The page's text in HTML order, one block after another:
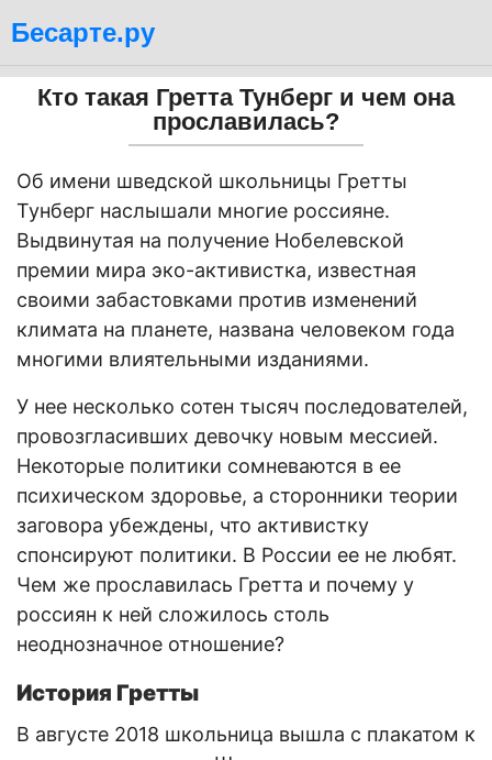
Бесарте.ру
Кто такая Гретта Тунберг и чем она
прославилась?
Об имени шведской школьницы Гретты
Тунберг наслышали многие россияне.
Выдвинутая на получение Нобелевской
премии мира эко-активистка, известная
своими забастовками против изменений
климата на планете, названа человеком года
многими влиятельными изданиями.
У нее несколько сотен тысяч последователей,
провозгласивших девочку новым мессией.
Некоторые политики сомневаются в ее
психическом здоровье, а сторонники теории
заговора убеждены, что активистку
спонсируют политики. В России ее не любят.
Чем же прославилась Гретта и почему у
россиян к ней сложилось столь
неоднозначное отношение?
История Гретты
В августе 2018 школьница вышла с плакатом к